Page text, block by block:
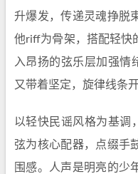
升爆发，传递灵魂挣脱
他riff为骨架，搭配轻快
入昂扬的弦乐层加强情
又带着坚定，旋律线条
以轻快民谣风格为基调
弦为核心配器，点缀手
围感。人声是明亮的少